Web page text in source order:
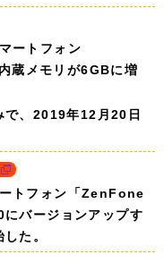
ートフォン
蔵メモリが6GBに増
で、2019年12月20日
トフォン「ZenFone
バージョンアップす
た。